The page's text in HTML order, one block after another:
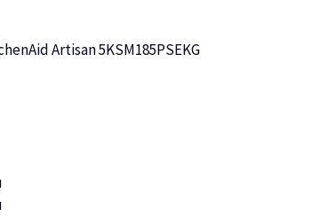
Artisan 5KSM185PSEKG